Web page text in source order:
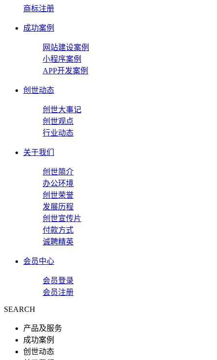
商标注册
成功案例
网站建设案例
小程序案例
APP开发案例
创世动态
创世大事记
创世观点
行业动态
关于我们
创世简介
办公环境
创世荣誉
发展历程
创世宣传片
付款方式
诚聘精英
会员中心
会员登录
会员注册
SEARCH
产品及服务
成功案例
创世动态